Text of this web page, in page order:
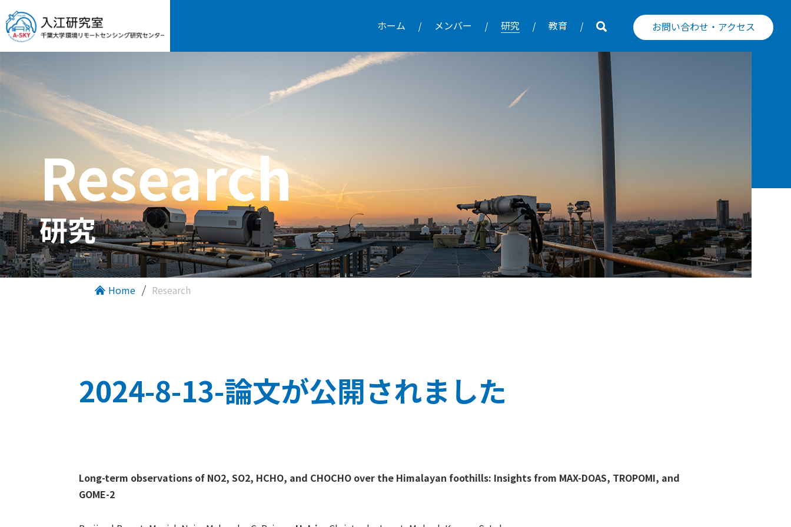
ホーム メンバー 研究 教育 お問い合わせ・アクセス
Research
研究
Home Research
2024-8-13-論文が公開されました
Long-term observations of NO2, SO2, HCHO, and CHOCHO over the Himalayan foothills: Insights from MAX-DOAS, TROPOMI, and
GOME-2